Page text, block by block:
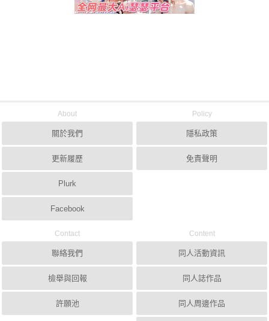
About
關於我們
更新履歷
Plurk
Facebook
Policy
隱私政策
免責聲明
Contact
聯絡我們
檢舉與回報
許願池
Content
同人活動資訊
同人誌作品
同人周邊作品